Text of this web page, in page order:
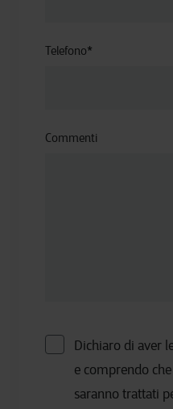
Telefono*
Commenti
Dichiaro di aver
e comprendo
saranno trattati